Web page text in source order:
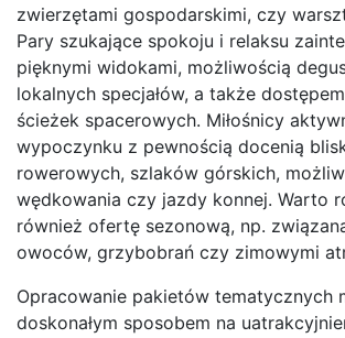
zwierzętami gospodarskimi, czy
Pary szukające spokoju i relaksu
pięknymi widokami, możliwością
lokalnych specjałów, a także
ścieżek spacerowych. Miłośnicy
wypoczynku z pewnością docenią
rowerowych, szlaków górskich,
wędkowania czy jazdy konnej. Warto
również ofertę sezonową, np.
owoców, grzybobrań czy zimowymi
Opracowanie pakietów tematycznych
doskonałym sposobem na